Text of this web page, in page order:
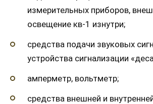
измерительных приборов,
освещение кв-1 изнутри;
средства подачи звуковых
устройства сигнализации
амперметр, вольтметр;
средства внешней и